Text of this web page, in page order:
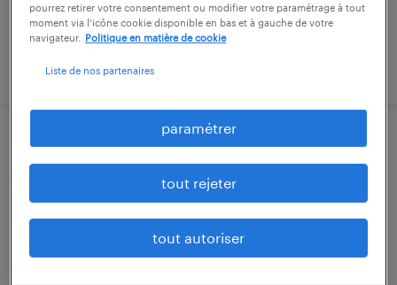
publié le 22 mai 2026
chargé de mission rh (f/h)
evry-courcouronnes, essonne
intérim
17,31 € par heure
pourrez retirer votre consentement ou modifier votre paramétrage à tout
moment via l’icône cookie disponible en bas et à gauche de votre
navigateur.
Politique en matière de cookie
Liste de nos partenaires
paramétrer
tout rejeter
tout autoriser